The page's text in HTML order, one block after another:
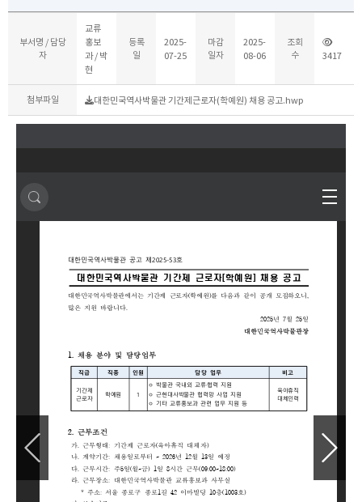
부서명 / 담당
자
교류
홍보
과 / 박
현
등록
일
2025-
07-25
마감
일자
2025-
08-06
조회
수
3417
첨부파일 대한민국역사박물관 기간제근로자(학예원) 채용 공고.hwp